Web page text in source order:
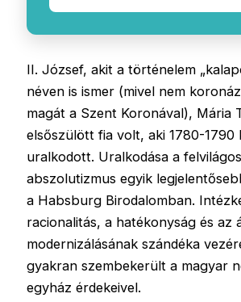
II. József, akit a történelem
néven is ismer (mivel nem
magát a Szent Koronával), Mária
elsőszülött fia volt, aki 1780-1790
uralkodott. Uralkodása a
abszolutizmus egyik
a Habsburg Birodalomban.
racionalitás, a hatékonyság és az
modernizálásának szándéka
gyakran szembekerült a magyar
egyház érdekeivel.